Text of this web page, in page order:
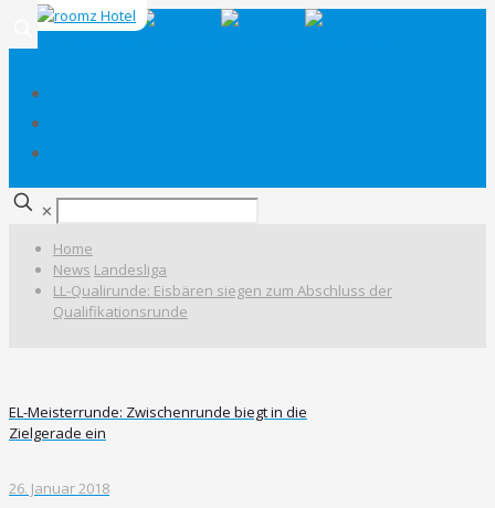
✕
Home
News Landesliga
LL-Qualirunde: Eisbären siegen zum Abschluss der
Qualifikationsrunde
EL-Meisterrunde: Zwischenrunde biegt in die
Zielgerade ein
26. Januar 2018